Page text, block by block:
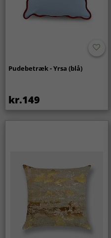
Pudebetræk - Yrsa (blå)
kr.149